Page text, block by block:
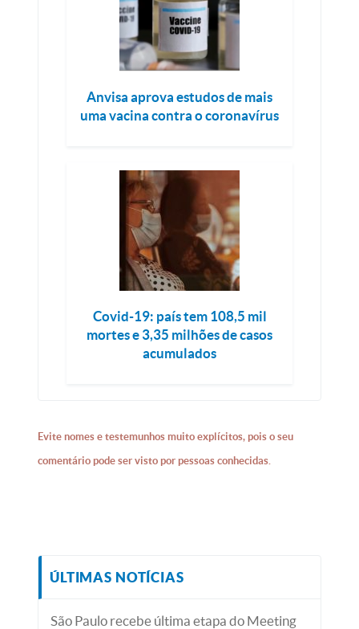
Anvisa aprova estudos de mais
uma vacina contra o coronavírus
Covid-19: país tem 108,5 mil
mortes e 3,35 milhões de casos
acumulados
Evite nomes e testemunhos muito explícitos, pois o seu
comentário pode ser visto por pessoas conhecidas.
ÚLTIMAS NOTÍCIAS
São Paulo recebe última etapa do Meeting